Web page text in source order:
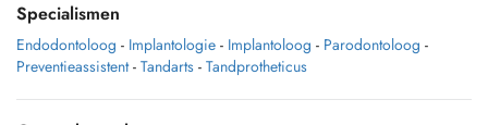
Specialismen
Endodontoloog - Implantologie - Implantoloog - Parodontoloog -
Preventieassistent - Tandarts - Tandprotheticus